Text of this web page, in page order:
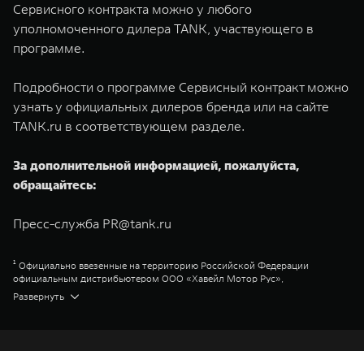
Сервисного контракта можно у любого
уполномоченного дилера TANK, участвующего в
программе.
Подробности о программе Сервисный контракт можно
узнать у официальных дилеров бренда или на сайте
TANK.ru в соответствующем разделе.
За дополнительной информацией, пожалуйста,
обращайтесь:
Пресс-служба PR@tank.ru
¹ Официально ввезенные на территорию Российской Федерации
официальным дистрибьютером ООО «Хавейл Мотор Рус»,
представленные в официальной дилерской сети TANK
Great Wall Motor Company Limited (GWM) — глобальный производитель
Развернуть